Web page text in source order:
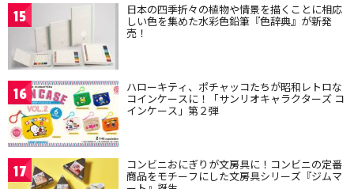
15 日本の四季折々の植物や情景を描くことに相応
しい色を集めた水彩色鉛筆『色辞典』が新発
売！
16 ハローキティ、ポチャッコたちが昭和レトロな
コインケースに！「サンリオキャラクターズ コ
インケース」第２弾
17 コンビニおにぎりが文房具に！コンビニの定番
商品をモチーフにした文房具シリーズ『ジムマ